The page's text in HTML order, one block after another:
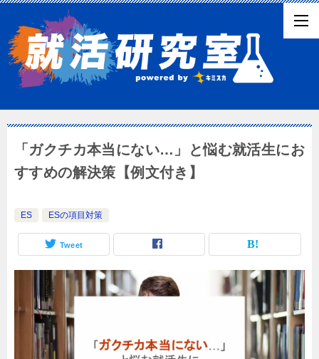
「ガクチカ本当にない…」と悩む就活生にお
すすめの解決策【例文付き】
ES ESの項目対策
Tweet